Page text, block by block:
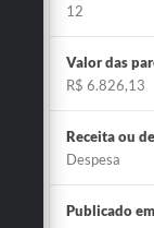
12
Valor das
R$ 6.826,13
Receita ou
Despesa
Publicado em